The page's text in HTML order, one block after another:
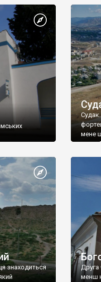
мене
знаходиться
Друга
менш